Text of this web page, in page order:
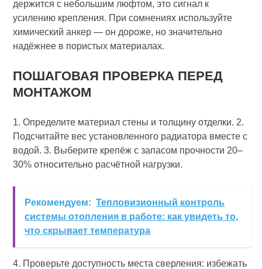
держится с небольшим люфтом, это сигнал к
усилению крепления. При сомнениях используйте
химический анкер — он дороже, но значительно
надёжнее в пористых материалах.
ПОШАГОВАЯ ПРОВЕРКА ПЕРЕД
МОНТАЖОМ
1. Определите материал стены и толщину отделки. 2.
Подсчитайте вес установленного радиатора вместе с
водой. 3. Выберите крепёж с запасом прочности 20–
30% относительно расчётной нагрузки.
Рекомендуем: Тепловизионный контроль
системы отопления в работе: как увидеть то,
что скрывает температура
4. Проверьте доступность места сверления: избежать